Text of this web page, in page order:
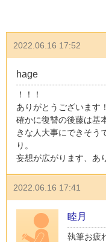
2022.06.16 17:52
hage
！！！
ありがとうございます！
確かに復讐の後藤は基
きな人大事にできそう
り。
妄想が広がります、あ
2022.06.16 17:41
睦月
執筆お疲